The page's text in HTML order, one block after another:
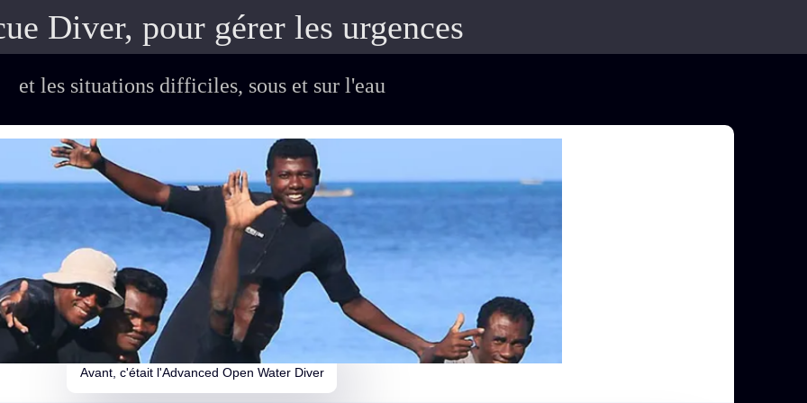
Diver, pour gérer les urgences
et les situations difficiles, sous et sur l'eau
Avant, c'était l'Advanced Open Water Diver